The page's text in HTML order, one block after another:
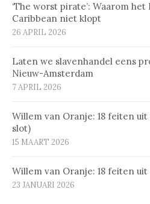
‘The worst pirate’: Waarom
Caribbean niet klopt
26 APRIL 2026
Laten we slavenhandel eens
Nieuw-Amsterdam
7 APRIL 2026
Willem van Oranje: 18 feiten
slot)
15 MAART 2026
Willem van Oranje: 18 feiten
23 JANUARI 2026